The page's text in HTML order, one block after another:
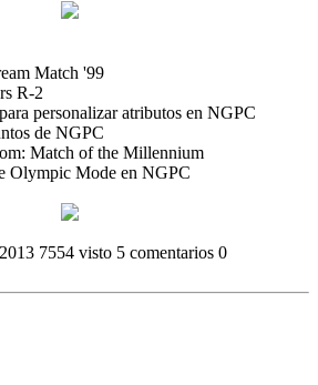
Match '99
R-2
personalizar atributos en NGPC
de NGPC
Match of the Millennium
Olympic Mode en NGPC
7554 visto 5 comentarios 0